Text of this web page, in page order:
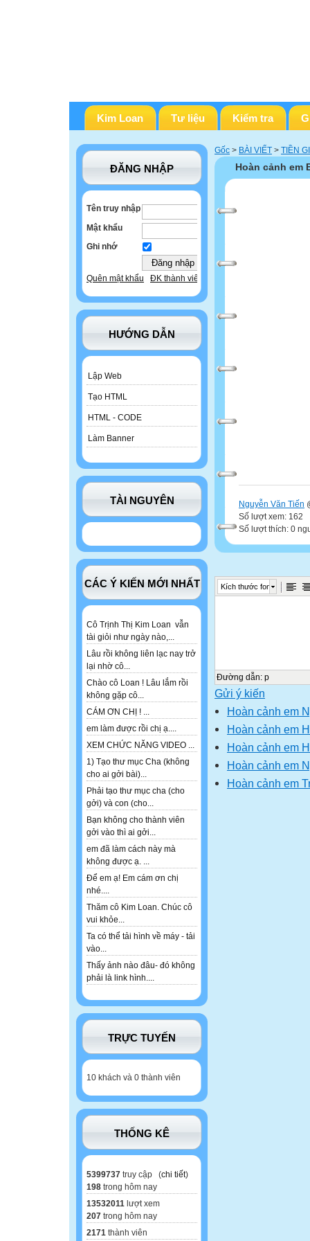
Kim Loan Tư liệu Kiểm tra
ĐĂNG NHẬP
Tên truy nhập
Mật khẩu
Ghi nhớ
Quên mật khẩu ĐK thành viên
HƯỚNG DẪN
Lập Web
Tạo HTML
HTML - CODE
Làm Banner
TÀI NGUYÊN
CÁC Ý KIẾN MỚI NHẤT
Cô Trịnh Thị Kim Loan vẫn
tài giỏi như ngày nào,...
Lâu rồi không liên lạc nay trở
lại nhờ cô...
Chào cô Loan ! Lâu lắm rồi
không gặp cô...
CÁM ƠN CHỊ ! ...
em làm được rồi chị ạ....
XEM CHỨC NĂNG VIDEO ...
1) Tạo thư mục Cha (không
cho ai gởi bài)...
Phải tạo thư mục cha (cho
gởi) và con (cho...
Bạn không cho thành viên
gởi vào thì ai gởi...
em đã làm cách này mà
không được ạ. ...
Để em ạ! Em cám ơn chị
nhé....
Thăm cô Kim Loan. Chúc cô
vui khỏe...
Ta có thể tải hình về máy - tải
vào...
Thấy ảnh nào đâu- đó không
phải là link hình....
TRỰC TUYẾN
10 khách và 0 thành viên
THỐNG KÊ
5399737 truy cập (chi tiết)
198 trong hôm nay
13532011 lượt xem
207 trong hôm nay
2171 thành viên
Gốc > BÀI VIẾT > TIỀN
Hoàn cảnh em
Nguyễn Văn Tiến
Số lượt xem: 162
Số lượt thích: 0
Kích thước font
Đường dẫn: p
Gửi ý kiến
Hoàn cảnh em
Hoàn cảnh em
Hoàn cảnh em
Hoàn cảnh em
Hoàn cảnh em